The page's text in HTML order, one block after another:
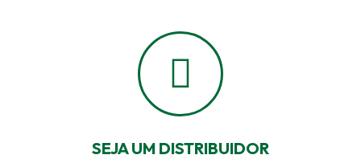
SEJA UM DISTRIBUIDOR